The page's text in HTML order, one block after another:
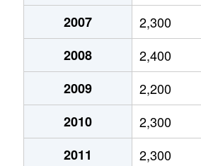
2,200万円
本所吾
2,000万円
本所吾
740万円
本所吾
2,800万円
両国
7,000万円
両国
2007
2,300
2008
2,400
2009
2,200
2010
2,300
2011
2,300